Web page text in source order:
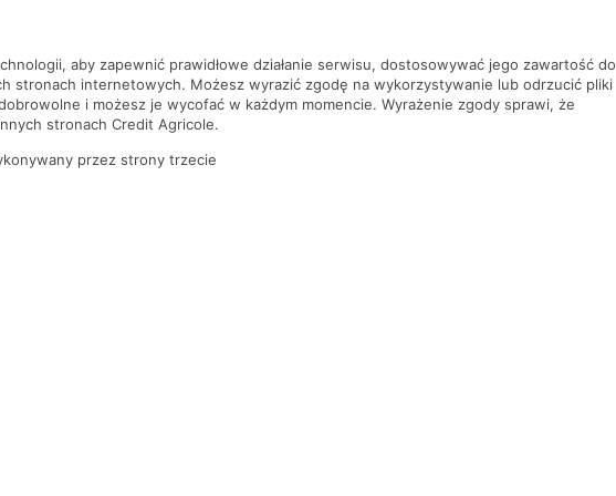
aby zapewnić prawidłowe działanie serwisu, dostosowywać jego zawartość do
stronach internetowych. Możesz wyrazić zgodę na wykorzystywanie lub odrzucić pliki
i możesz je wycofać w każdym momencie. Wyrażenie zgody sprawi, że
stronach Credit Agricole.
przez strony trzecie